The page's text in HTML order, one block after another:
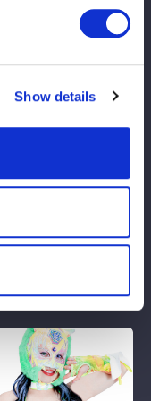
Show details